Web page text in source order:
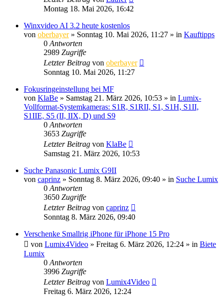
Montag 18. Mai 2026, 16:42
Winxvideo AI 3.2 heute kostenlos
von oberbayer» Sonntag 10. Mai 2026, 11:27 » in Kauftipps
0 Antworten
2989 Zugriffe
Letzter Beitrag von oberbayer
Sonntag 10. Mai 2026, 11:27
Fokusringeinstellung bei MF
von KlaBe » Samstag 21. März 2026, 10:53 » in Lumix-
Vollformat-Systemkameras: S1R, S1RII, S1, S1H, S1II,
S1IIE, S5 (II, IIX, D) und S9
0 Antworten
3653 Zugriffe
Letzter Beitrag von KlaBe
Samstag 21. März 2026, 10:53
Suche Panasonic Lumix G9II
von caprinz » Sonntag 8. März 2026, 09:40 » in Suche Lumix
0 Antworten
3650 Zugriffe
Letzter Beitrag von caprinz
Sonntag 8. März 2026, 09:40
Verschenke Smallrig iPhone für iPhone 15 Pro
von Lumix4Video » Freitag 6. März 2026, 12:24 » in Biete
Lumix
0 Antworten
3996 Zugriffe
Letzter Beitrag von Lumix4Video
Freitag 6. März 2026, 12:24